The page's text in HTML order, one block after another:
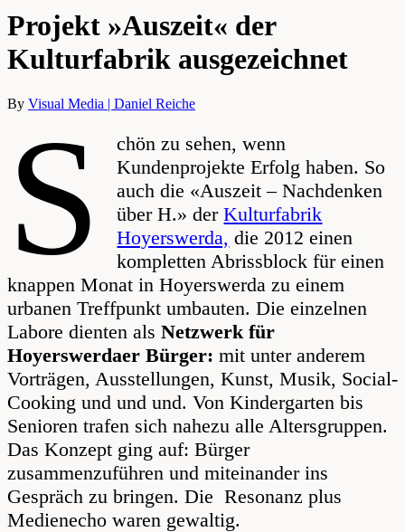
Projekt »Auszeit« der
Kulturfabrik ausgezeichnet
By Visual Media | Daniel Reiche
S
chön zu sehen, wenn
Kundenprojekte Erfolg haben. So
auch die «Auszeit – Nachdenken
über H.» derKulturfabrik
Hoyerswerda, die 2012 einen
kompletten Abrissblock für einen
knappen Monat in Hoyerswerda zu einem
urbanen Treffpunkt umbauten. Die einzelnen
Labore dienten als Netzwerk für
Hoyerswerdaer Bürger: mit unter anderem
Vorträgen, Ausstellungen, Kunst, Musik, Social-
Cooking und und und. Von Kindergarten bis
Senioren trafen sich nahezu alle Altersgruppen.
Das Konzept ging auf: Bürger
zusammenzuführen und miteinander ins
Gespräch zu bringen. Die Resonanz plus
Medienecho waren gewaltig.